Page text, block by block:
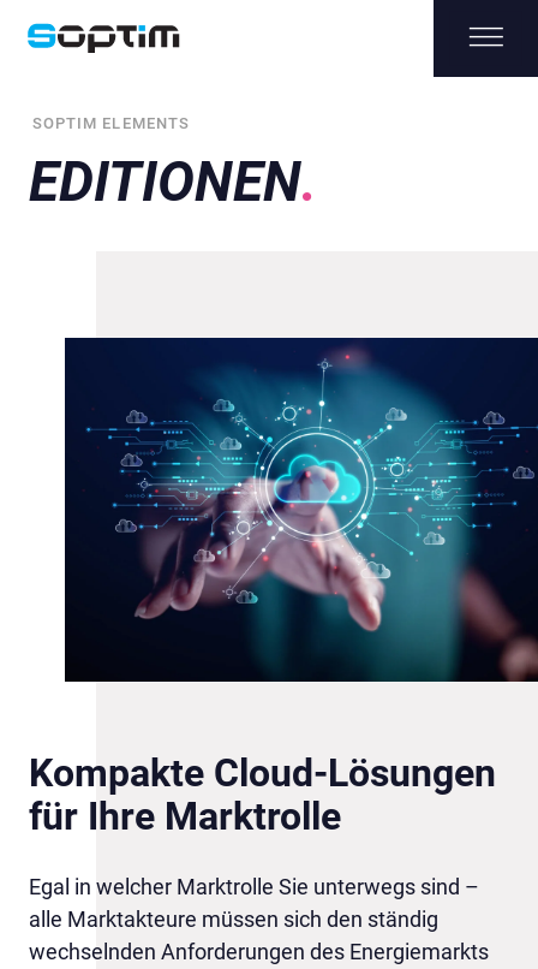
SOPTIM ELEMENTS
EDITIONEN
Kompakte Cloud-Lösungen
für Ihre Marktrolle
Egal in welcher Marktrolle Sie unterwegs sind –
alle Marktakteure müssen sich den ständig
wechselnden Anforderungen des Energiemarkts